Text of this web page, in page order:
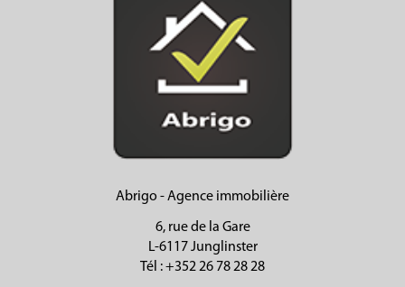
Abrigo - Agence immobilière
6, rue de la Gare
L-6117 Junglinster
Tél : +352 26 78 28 28